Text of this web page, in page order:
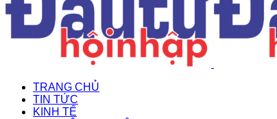
TRANG CHỦ
TIN TỨC
KINH TẾ